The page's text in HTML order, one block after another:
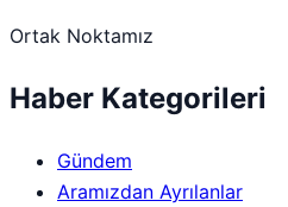
Ortak Noktamız
Haber Kategorileri
Gündem
Aramızdan Ayrılanlar